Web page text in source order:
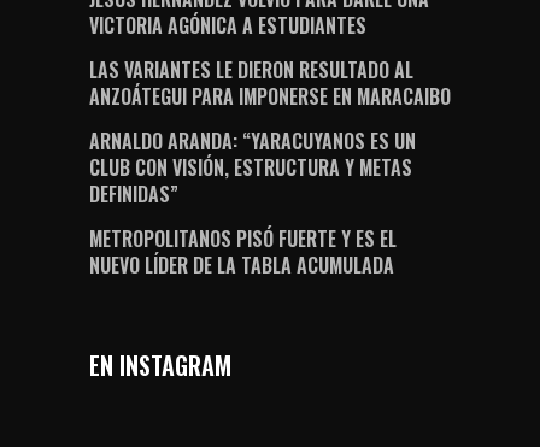
VICTORIA AGÓNICA A ESTUDIANTES
LAS VARIANTES LE DIERON RESULTADO AL
ANZOÁTEGUI PARA IMPONERSE EN MARACAIBO
ARNALDO ARANDA: “YARACUYANOS ES UN
CLUB CON VISIÓN, ESTRUCTURA Y METAS
DEFINIDAS”
METROPOLITANOS PISÓ FUERTE Y ES EL
NUEVO LÍDER DE LA TABLA ACUMULADA
EN INSTAGRAM